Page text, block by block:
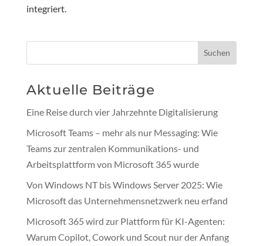
integriert.
Suchen
Aktuelle Beiträge
Eine Reise durch vier Jahrzehnte Digitalisierung
Microsoft Teams – mehr als nur Messaging: Wie
Teams zur zentralen Kommunikations- und
Arbeitsplattform von Microsoft 365 wurde
Von Windows NT bis Windows Server 2025: Wie
Microsoft das Unternehmensnetzwerk neu erfand
Microsoft 365 wird zur Plattform für KI-Agenten:
Warum Copilot, Cowork und Scout nur der Anfang